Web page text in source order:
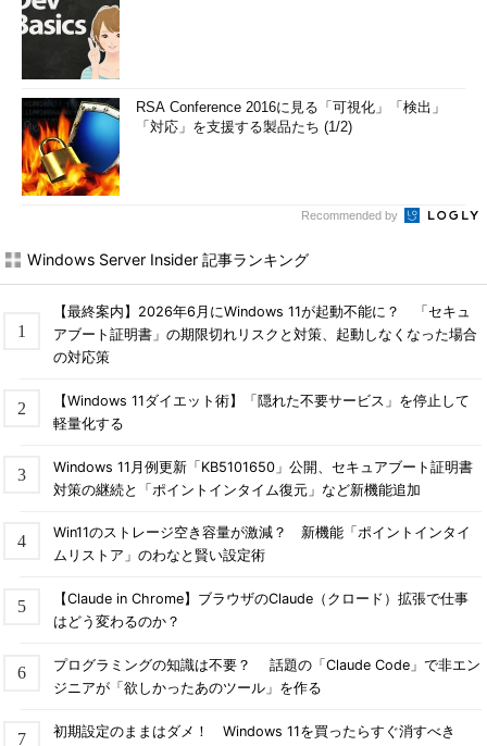
RSA Conference 2016に見る「可視化」「検出」
「対応」を支援する製品たち (1/2)
Recommended by
Windows Server Insider 記事ランキング
【最終案内】2026年6月にWindows 11が起動不能に？ 「セキュ
アブート証明書」の期限切れリスクと対策、起動しなくなった場合
の対応策
【Windows 11ダイエット術】「隠れた不要サービス」を停止して
軽量化する
Windows 11月例更新「KB5101650」公開、セキュアブート証明書
対策の継続と「ポイントインタイム復元」など新機能追加
Win11のストレージ空き容量が激減？ 新機能「ポイントインタイ
ムリストア」のわなと賢い設定術
【Claude in Chrome】ブラウザのClaude（クロード）拡張で仕事
はどう変わるのか？
プログラミングの知識は不要？ 話題の「Claude Code」で非エン
ジニアが「欲しかったあのツール」を作る
初期設定のままはダメ！ Windows 11を買ったらすぐ消すべき